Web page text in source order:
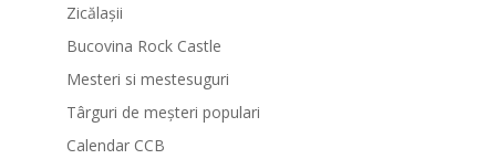
Zicălașii
Bucovina Rock Castle
Mesteri si mestesuguri
Târguri de meșteri populari
Calendar CCB